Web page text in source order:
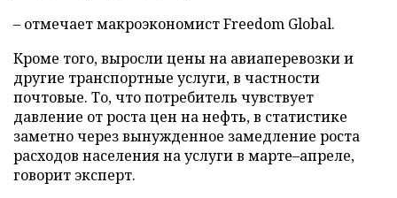
– отмечает макроэкономист Freedom Global.
Кроме того, выросли цены на авиаперевозки и
другие транспортные услуги, в частности
почтовые. То, что потребитель чувствует
давление от роста цен на нефть, в статистике
заметно через вынужденное замедление роста
расходов населения на услуги в марте–апреле,
говорит эксперт.